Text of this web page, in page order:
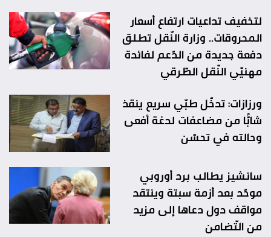
لتخفيف تداعيات ارتفاع أسعار
المحروقات.. وزارة النّقل تطلق
دفعة جديدة من الدّعم لفائدة
مهنيّي النّقل الطّرقي
ورزازات: تدخّل طبّي سريع ينقذ
شابًّا من مضاعفات لدغة أفعى
وحالته في تحسّن
سانشيز يطالب برد أوروبي
موحّد بعد أزمة سبتة وينتقد
مواقف دول دعاها إلى مزيد
من التّضامن